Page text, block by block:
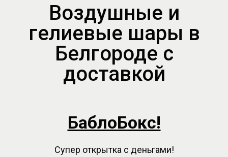
Воздушные и
гелиевые шары в
Белгороде с
доставкой
БаблоБокс!
Супер открытка с деньгами!